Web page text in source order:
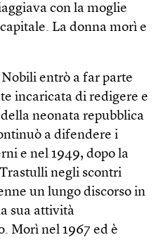
con la moglie
La donna morì e
entrò a far parte
incaricata di redigere e
neonata repubblica
a difendere i
e nel 1949, dopo la
negli scontri
un lungo discorso in
sua attività
Morì nel 1967 ed è